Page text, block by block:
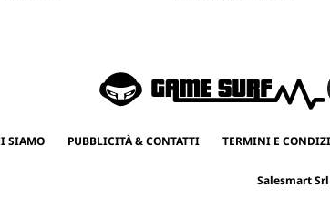
SIAMO PUBBLICITÀ & CONTATTI TERMINI E
Salesmart Srl